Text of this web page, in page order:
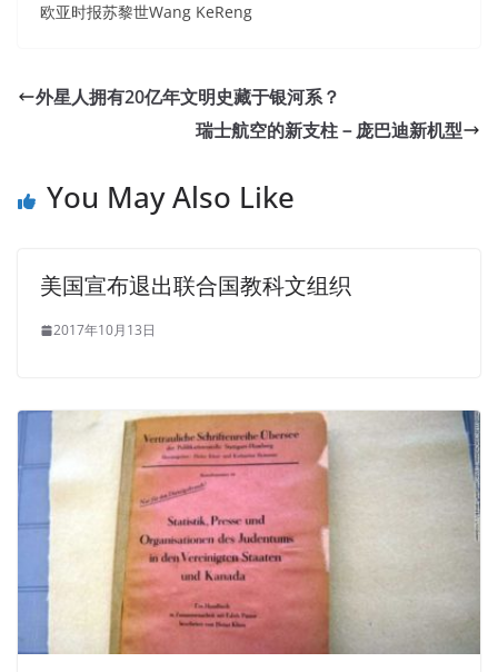
欧亚时报苏黎世Wang KeReng
外星人拥有20亿年文明史藏于银河系？
瑞士航空的新支柱－庞巴迪新机型
You May Also Like
美国宣布退出联合国教科文组织
2017年10月13日